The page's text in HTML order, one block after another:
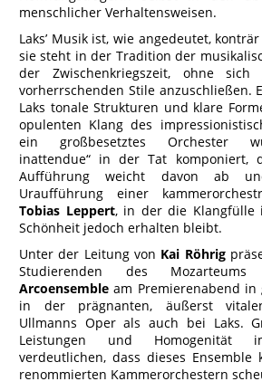
menschlicher Verhaltensweisen.
Laks’ Musik ist, wie angedeutet,
sie steht in der Tradition der
der Zwischenkriegszeit, ohne
vorherrschenden Stile anzuschließen.
Laks tonale Strukturen und klare
opulenten Klang des
ein großbesetztes Orchester
inattendue“ in der Tat komponiert,
Aufführung weicht davon ab
Uraufführung einer
Tobias Leppert, in der die Klangfülle
Schönheit jedoch erhalten bleibt.
Unter der Leitung von Kai Röhrig
Studierenden des Mozarteums
Arcoensemble am Premierenabend in
in der prägnanten, äußerst
Ullmanns Oper als auch bei Laks.
Leistungen und Homogenität
verdeutlichen, dass dieses Ensemble
renommierten Kammerorchestern